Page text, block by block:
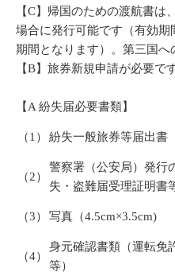
【C】帰国のための渡航書は
場合に発行可能です（有効
期間となります）。第三国
【B】旅券新規申請が必要です
【A 紛失届必要書類】
（1） 紛失一般旅券等届出書
（2）
警察署（公安局）発行
失・盗難届受理証明書
（3） 写真（4.5cm×3.5cm)
（4）
身元確認書類（運転免
等）